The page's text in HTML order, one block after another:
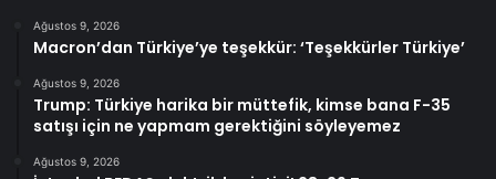
Ağustos 9, 2026
Macron’dan Türkiye’ye teşekkür: ‘Teşekkürler Türkiye’
Ağustos 9, 2026
Trump: Türkiye harika bir müttefik, kimse bana F-35
satışı için ne yapmam gerektiğini söyleyemez
Ağustos 9, 2026